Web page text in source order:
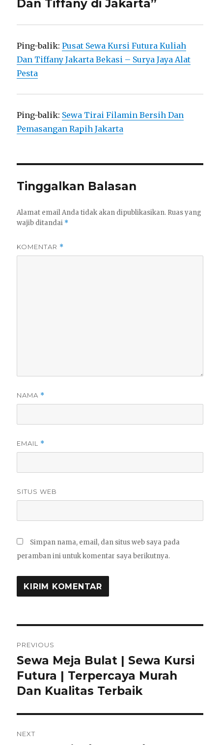
Dan Tiffany di Jakarta”
Ping-balik:Pusat Sewa Kursi Futura Kuliah
Dan Tiffany Jakarta Bekasi – Surya Jaya Alat
Pesta
Ping-balik: Sewa Tirai Filamin Bersih Dan
Pemasangan Rapih Jakarta
Tinggalkan Balasan
Alamat email Anda tidak akan dipublikasikan. Ruas yang
wajib ditandai *
KOMENTAR *
NAMA *
EMAIL *
SITUS WEB
Simpan nama, email, dan situs web saya pada
peramban ini untuk komentar saya berikutnya.
pos
PREVIOUS
Previous
post:
Sewa Meja Bulat | Sewa Kursi
Futura | Terpercaya Murah
Dan Kualitas Terbaik
NEXT